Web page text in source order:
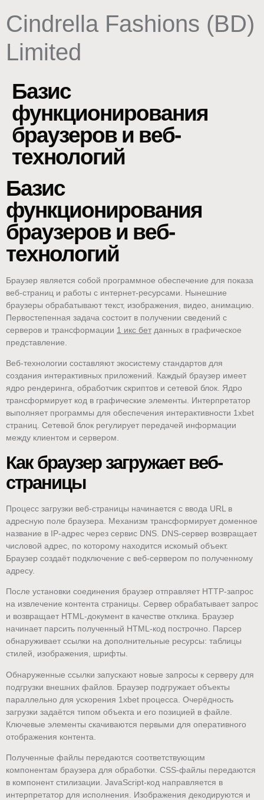
Cindrella Fashions (BD)
Limited
Базис
функционирования
браузеров и веб-
технологий
Базис
функционирования
браузеров и веб-
технологий
Браузер является собой программное обеспечение для показа
веб-страниц и работы с интернет-ресурсами. Нынешние
браузеры обрабатывают текст, изображения, видео, анимацию.
Первостепенная задача состоит в получении сведений с
серверов и трансформации 1 икс бет данных в графическое
представление.
Веб-технологии составляют экосистему стандартов для
создания интерактивных приложений. Каждый браузер имеет
ядро рендеринга, обработчик скриптов и сетевой блок. Ядро
трансформирует код в графические элементы. Интерпретатор
выполняет программы для обеспечения интерактивности 1xbet
страниц. Сетевой блок регулирует передачей информации
между клиентом и сервером.
Как браузер загружает веб-
страницы
Процесс загрузки веб-страницы начинается с ввода URL в
адресную поле браузера. Механизм трансформирует доменное
название в IP-адрес через сервис DNS. DNS-сервер возвращает
числовой адрес, по которому находится искомый объект.
Браузер создаёт подключение с веб-сервером по полученному
адресу.
После установки соединения браузер отправляет HTTP-запрос
на извлечение контента страницы. Сервер обрабатывает запрос
и возвращает HTML-документ в качестве отклика. Браузер
начинает парсить полученный HTML-код построчно. Парсер
обнаруживает ссылки на дополнительные ресурсы: таблицы
стилей, изображения, шрифты.
Обнаруженные ссылки запускают новые запросы к серверу для
подгрузки внешних файлов. Браузер подгружает объекты
параллельно для ускорения 1xbet процесса. Очерёдность
загрузки задаётся типом объекта и его позицией в файле.
Ключевые элементы скачиваются первыми для оперативного
отображения контента.
Полученные файлы передаются соответствующим
компонентам браузера для обработки. CSS-файлы передаются
в компонент стилизации. JavaScript-код направляется в
интерпретатор для исполнения. Изображения декодируются и